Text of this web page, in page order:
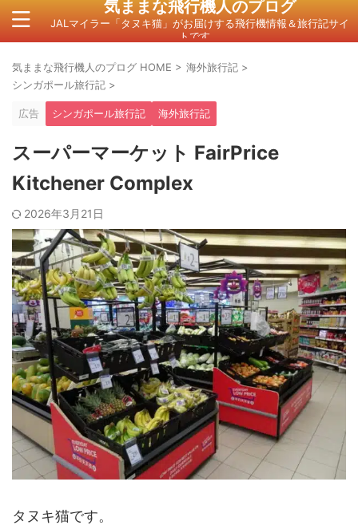
気ままな飛行機人のプログ
JALマイラー「タヌキ猫」がお届けする飛行機情報＆旅行記サイ
トです。
気ままな飛行機人のプログ HOME > 海外旅行記 >
シンガポール旅行記 >
広告 シンガポール旅行記 海外旅行記
スーパーマーケット FairPrice
Kitchener Complex
2026年3月21日
タヌキ猫です。